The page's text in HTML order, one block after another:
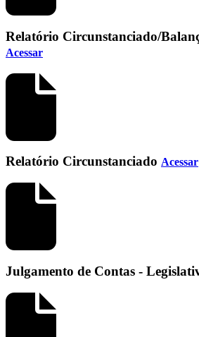
Relatório Circunstanciado/
Acessar
Relatório Circunstanciado Acessar
Julgamento de Contas -